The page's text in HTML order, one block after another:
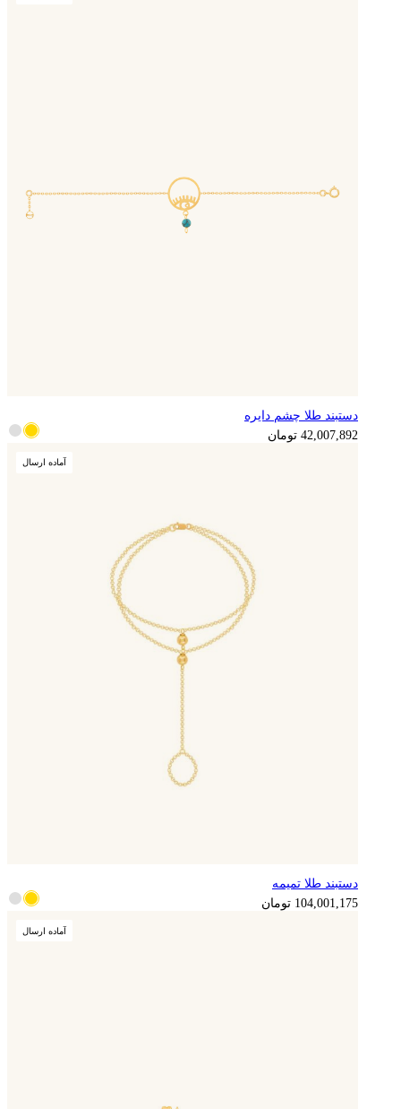
دستبند طلا چشم دایره
42,007,892 تومان
آماده ارسال
دستبند طلا تمیمه
104,001,175 تومان
آماده ارسال